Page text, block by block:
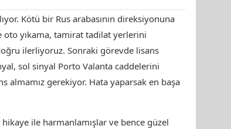
Kötü bir Rus arabasının direksiyonuna
oto yıkama, tamirat tadilat yerlerini
ilerliyoruz. Sonraki görevde lisans
sol sinyal Porto Valanta caddelerini
almamız gerekiyor. Hata yaparsak en başa
ile harmanlamışlar ve bence güzel